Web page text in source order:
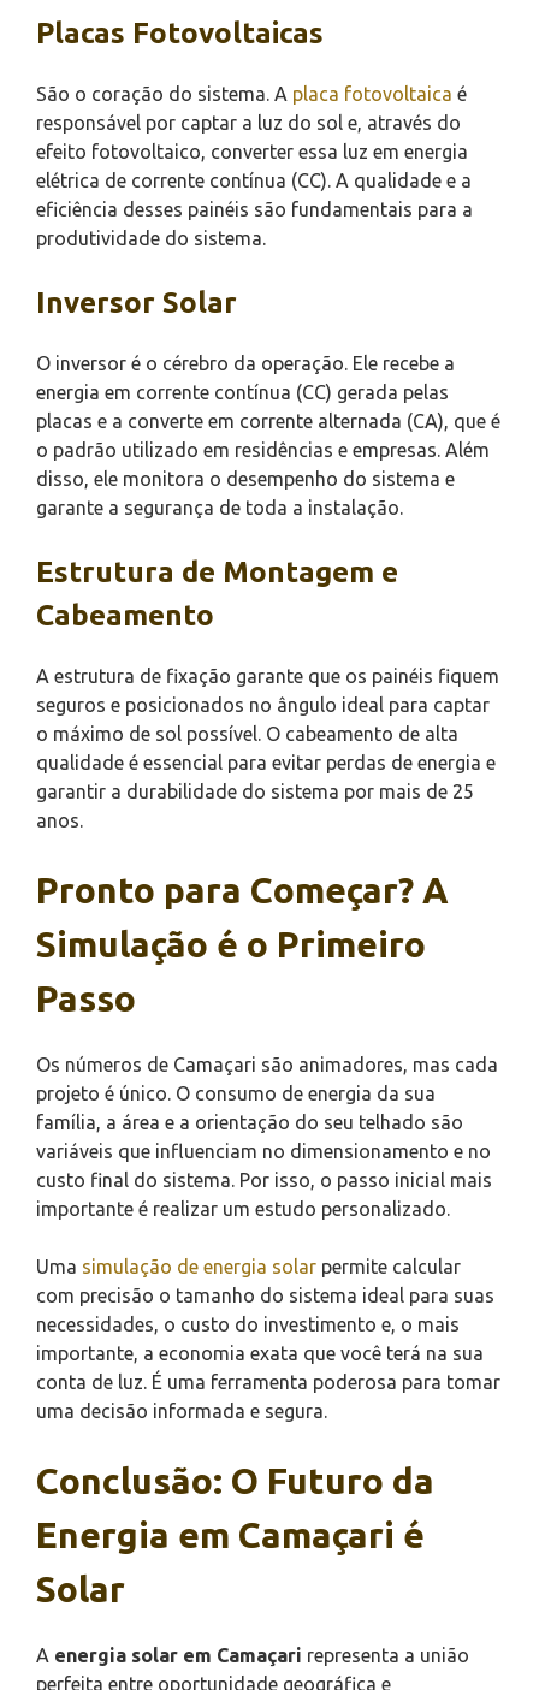
Placas Fotovoltaicas
São o coração do sistema. A placa fotovoltaica é
responsável por captar a luz do sol e, através do
efeito fotovoltaico, converter essa luz em energia
elétrica de corrente contínua (CC). A qualidade e a
eficiência desses painéis são fundamentais para a
produtividade do sistema.
Inversor Solar
O inversor é o cérebro da operação. Ele recebe a
energia em corrente contínua (CC) gerada pelas
placas e a converte em corrente alternada (CA), que é
o padrão utilizado em residências e empresas. Além
disso, ele monitora o desempenho do sistema e
garante a segurança de toda a instalação.
Estrutura de Montagem e
Cabeamento
A estrutura de fixação garante que os painéis fiquem
seguros e posicionados no ângulo ideal para captar
o máximo de sol possível. O cabeamento de alta
qualidade é essencial para evitar perdas de energia e
garantir a durabilidade do sistema por mais de 25
anos.
Pronto para Começar? A
Simulação é o Primeiro
Passo
Os números de Camaçari são animadores, mas cada
projeto é único. O consumo de energia da sua
família, a área e a orientação do seu telhado são
variáveis que influenciam no dimensionamento e no
custo final do sistema. Por isso, o passo inicial mais
importante é realizar um estudo personalizado.
Uma simulação de energia solar permite calcular
com precisão o tamanho do sistema ideal para suas
necessidades, o custo do investimento e, o mais
importante, a economia exata que você terá na sua
conta de luz. É uma ferramenta poderosa para tomar
uma decisão informada e segura.
Conclusão: O Futuro da
Energia em Camaçari é
Solar
A energia solar em Camaçari representa a união
perfeita entre oportunidade geográfica e